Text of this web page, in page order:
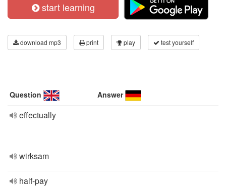
start learning
download mp3 print play test yourself
Question Answer
effectually
wirksam
half-pay